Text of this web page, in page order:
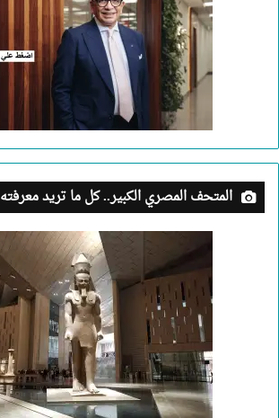
المتحف المصري الكبير.. كل ما تريد معرفته